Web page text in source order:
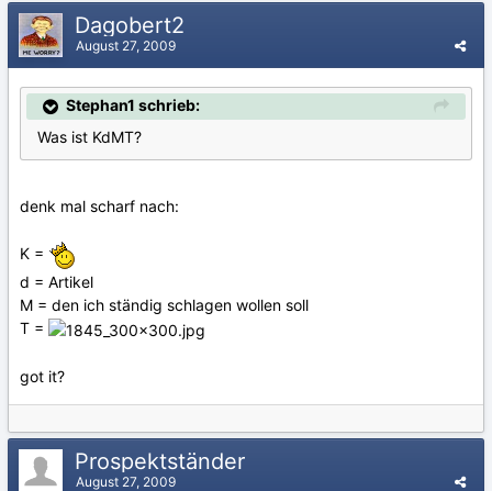
Dagobert2
August 27, 2009
Stephan1 schrieb:
Was ist KdMT?
denk mal scharf nach:
K =
d = Artikel
M = den ich ständig schlagen wollen soll
T =
got it?
Prospektständer
August 27, 2009